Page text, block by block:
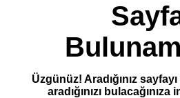
Üzgünüz! Aradığınız
aradığınızı bulacağınıza